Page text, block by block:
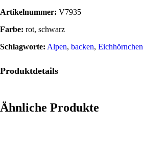
Artikelnummer: V7935
Farbe: rot, schwarz
Schlagworte: Alpen, backen, Eichhörnchen
Produktdetails
Ähnliche Produkte